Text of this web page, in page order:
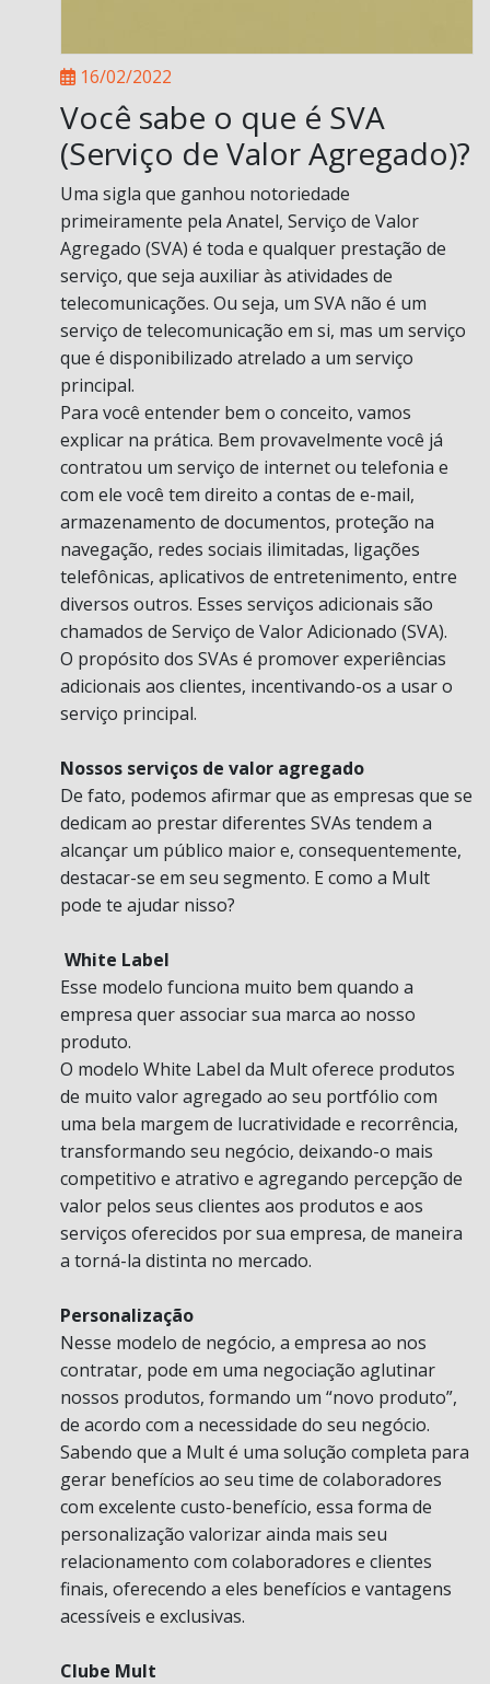
16/02/2022
Você sabe o que é SVA
(Serviço de Valor Agregado)?
Uma sigla que ganhou notoriedade
primeiramente pela Anatel, Serviço de Valor
Agregado (SVA) é toda e qualquer prestação de
serviço, que seja auxiliar às atividades de
telecomunicações. Ou seja, um SVA não é um
serviço de telecomunicação em si, mas um serviço
que é disponibilizado atrelado a um serviço
principal.
Para você entender bem o conceito, vamos
explicar na prática. Bem provavelmente você já
contratou um serviço de internet ou telefonia e
com ele você tem direito a contas de e-mail,
armazenamento de documentos, proteção na
navegação, redes sociais ilimitadas, ligações
telefônicas, aplicativos de entretenimento, entre
diversos outros. Esses serviços adicionais são
chamados de Serviço de Valor Adicionado (SVA).
O propósito dos SVAs é promover experiências
adicionais aos clientes, incentivando-os a usar o
serviço principal.
Nossos serviços de valor agregado
De fato, podemos afirmar que as empresas que se
dedicam ao prestar diferentes SVAs tendem a
alcançar um público maior e, consequentemente,
destacar-se em seu segmento. E como a Mult
pode te ajudar nisso?
White Label
Esse modelo funciona muito bem quando a
empresa quer associar sua marca ao nosso
produto.
O modelo White Label da Mult oferece produtos
de muito valor agregado ao seu portfólio com
uma bela margem de lucratividade e recorrência,
transformando seu negócio, deixando-o mais
competitivo e atrativo e agregando percepção de
valor pelos seus clientes aos produtos e aos
serviços oferecidos por sua empresa, de maneira
a torná-la distinta no mercado.
Personalização
Nesse modelo de negócio, a empresa ao nos
contratar, pode em uma negociação aglutinar
nossos produtos, formando um “novo produto”,
de acordo com a necessidade do seu negócio.
Sabendo que a Mult é uma solução completa para
gerar benefícios ao seu time de colaboradores
com excelente custo-benefício, essa forma de
personalização valorizar ainda mais seu
relacionamento com colaboradores e clientes
finais, oferecendo a eles benefícios e vantagens
acessíveis e exclusivas.
Clube Mult